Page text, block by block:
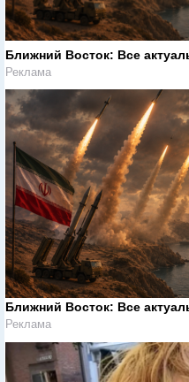
Ближний Восток: Все
Реклама
Ближний Восток: Все
Реклама